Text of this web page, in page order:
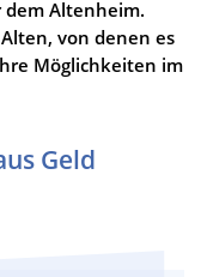
Altenheim.
von denen es
Möglichkeiten im
Geld